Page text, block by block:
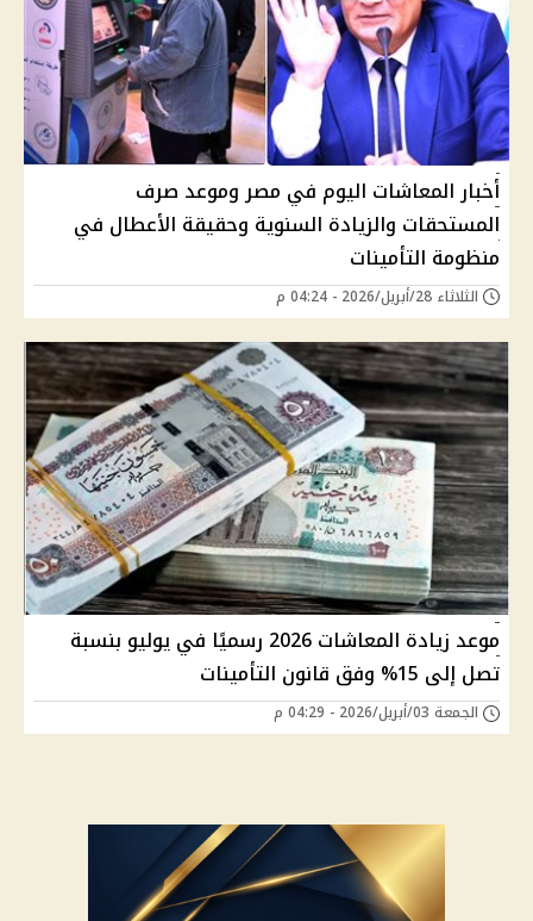
أخبار المعاشات اليوم في مصر وموعد صرف
المستحقات والزيادة السنوية وحقيقة الأعطال في
منظومة التأمينات
الثلاثاء 28/أبريل/2026 - 04:24 م
موعد زيادة المعاشات 2026 رسميًا في يوليو بنسبة
تصل إلى 15% وفق قانون التأمينات
الجمعة 03/أبريل/2026 - 04:29 م